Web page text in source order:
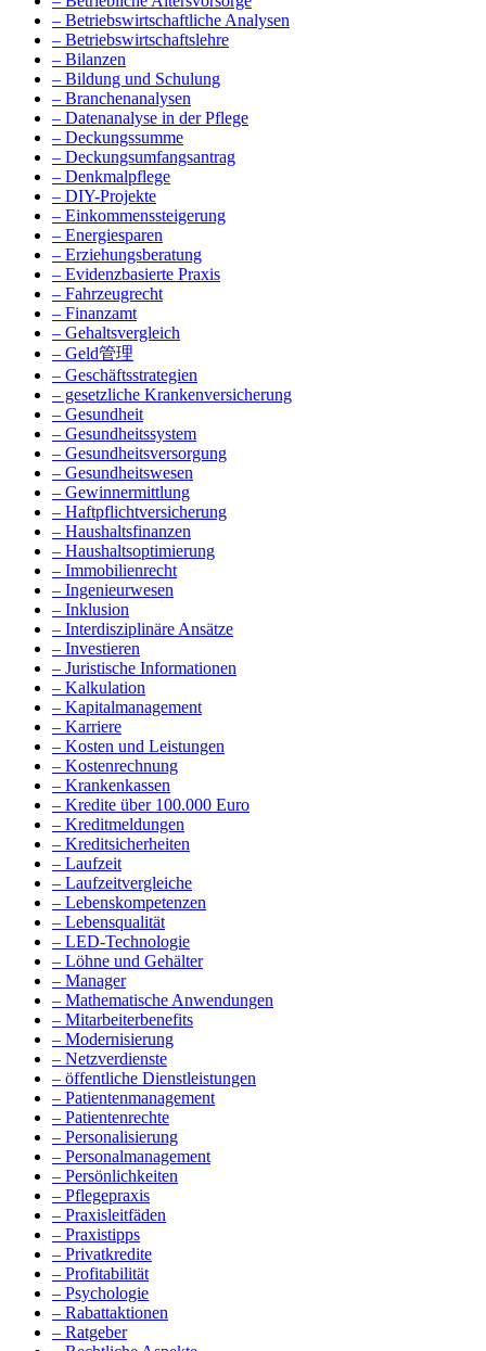
– Betriebswirtschaftliche Analysen
– Betriebswirtschaftslehre
– Bilanzen
– Bildung und Schulung
– Branchenanalysen
– Datenanalyse in der Pflege
– Deckungssumme
– Deckungsumfangsantrag
– Denkmalpflege
– DIY-Projekte
– Einkommenssteigerung
– Energiesparen
– Erziehungsberatung
– Evidenzbasierte Praxis
– Fahrzeugrecht
– Finanzamt
– Gehaltsvergleich
– Geld管理
– Geschäftsstrategien
– gesetzliche Krankenversicherung
– Gesundheit
– Gesundheitssystem
– Gesundheitsversorgung
– Gesundheitswesen
– Gewinnermittlung
– Haftpflichtversicherung
– Haushaltsfinanzen
– Haushaltsoptimierung
– Immobilienrecht
– Ingenieurwesen
– Inklusion
– Interdisziplinäre Ansätze
– Investieren
– Juristische Informationen
– Kalkulation
– Kapitalmanagement
– Karriere
– Kosten und Leistungen
– Kostenrechnung
– Krankenkassen
– Kredite über 100.000 Euro
– Kreditmeldungen
– Kreditsicherheiten
– Laufzeit
– Laufzeitvergleiche
– Lebenskompetenzen
– Lebensqualität
– LED-Technologie
– Löhne und Gehälter
– Manager
– Mathematische Anwendungen
– Mitarbeiterbenefits
– Modernisierung
– Netzverdienste
– öffentliche Dienstleistungen
– Patientenmanagement
– Patientenrechte
– Personalisierung
– Personalmanagement
– Persönlichkeiten
– Pflegepraxis
– Praxisleitfäden
– Praxistipps
– Privatkredite
– Profitabilität
– Psychologie
– Rabattaktionen
– Ratgeber